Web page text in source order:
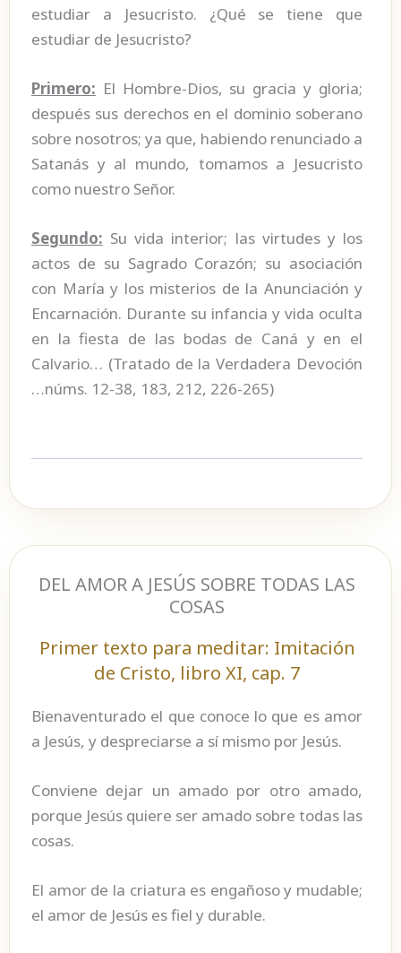
estudiar a Jesucristo. ¿Qué se tiene que
estudiar de Jesucristo?
Primero: El Hombre-Dios, su gracia y gloria;
después sus derechos en el dominio soberano
sobre nosotros; ya que, habiendo renunciado a
Satanás y al mundo, tomamos a Jesucristo
como nuestro Señor.
Segundo: Su vida interior; las virtudes y los
actos de su Sagrado Corazón; su asociación
con María y los misterios de la Anunciación y
Encarnación. Durante su infancia y vida oculta
en la fiesta de las bodas de Caná y en el
Calvario… (Tratado de la Verdadera Devoción
…núms. 12-38, 183, 212, 226-265)
DEL AMOR A JESÚS SOBRE TODAS LAS
COSAS
Primer texto para meditar: Imitación
de Cristo, libro XI, cap. 7
Bienaventurado el que conoce lo que es amor
a Jesús, y despreciarse a sí mismo por Jesús.
Conviene dejar un amado por otro amado,
porque Jesús quiere ser amado sobre todas las
cosas.
El amor de la criatura es engañoso y mudable;
el amor de Jesús es fiel y durable.